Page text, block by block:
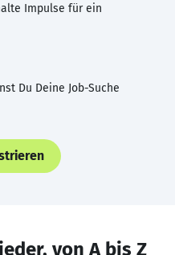
Impulse für ein
Du Deine Job-Suche
von A bis Z